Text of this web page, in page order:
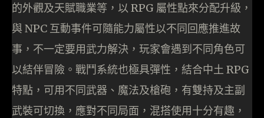
的外觀及天賦職業等，以 RPG 屬性點來分配升級，
與 NPC 互動事件可隨能力屬性以不同回應推進故
事，不一定要用武力解決，玩家會遇到不同角色可
以結伴冒險。戰鬥系統也極具彈性，結合中土 RPG
特點，可用不同武器、魔法及槍砲，有雙持及主副
武裝可切換，應對不同局面，混搭使用十分有趣，